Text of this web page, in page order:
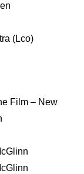
(Lco)
Film – New